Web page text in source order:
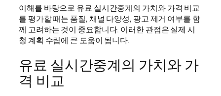
이해를 바탕으로 유료 실시간중계의 가치와 가격 비교
를 평가할 때는 품질, 채널 다양성, 광고 제거 여부를 함
께 고려하는 것이 중요합니다. 이러한 관점은 실제 시
청 계획 수립에 큰 도움이 됩니다.
유료 실시간중계의 가치와 가
격 비교